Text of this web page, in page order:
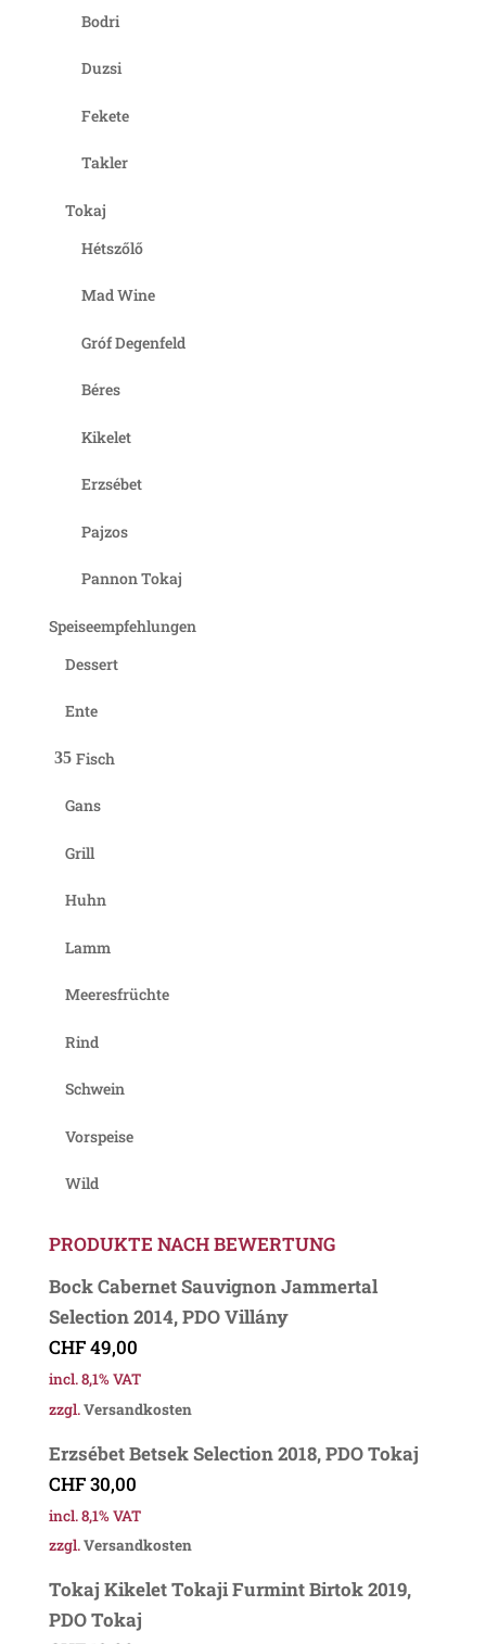
Bodri
Duzsi
Fekete
Takler
Tokaj
Hétszőlő
Mad Wine
Gróf Degenfeld
Béres
Kikelet
Erzsébet
Pajzos
Pannon Tokaj
Speiseempfehlungen
Dessert
Ente
Fisch
Gans
Grill
Huhn
Lamm
Meeresfrüchte
Rind
Schwein
Vorspeise
Wild
PRODUKTE NACH BEWERTUNG
Bock Cabernet Sauvignon Jammertal
Selection 2014, PDO Villány
CHF49,00
incl. 8,1% VAT
zzgl.Versandkosten
Erzsébet Betsek Selection 2018, PDO Tokaj
CHF30,00
incl. 8,1% VAT
zzgl.Versandkosten
Tokaj Kikelet Tokaji Furmint Birtok 2019,
PDO Tokaj